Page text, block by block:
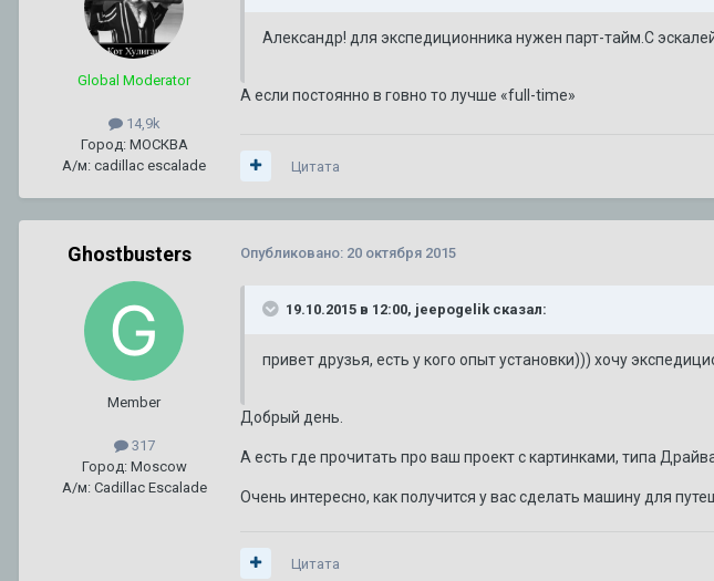
Global Moderator
14,9k
Город: МОСКВА
А/м: cadillac escalade
Александр! для экспедиционника нужен парт-тайм.С
А если постоянно в говно то лучше «full-time»
Цитата
Ghostbusters
Member
317
Город: Moscow
А/м: Cadillac Escalade
Опубликовано: 20 октября 2015
19.10.2015 в 12:00, jeepogelik сказал:
привет друзья, есть у кого опыт установки))) хочу
Добрый день.
А есть где прочитать про ваш проект с картинками, типа
Очень интересно, как получится у вас сделать машину для
Цитата